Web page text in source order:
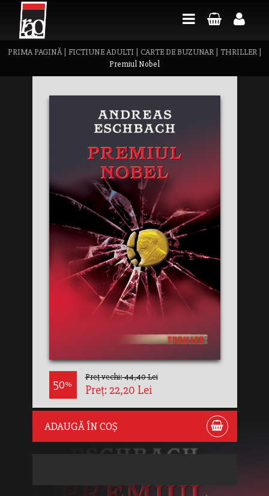
PRIMA PAGINĂ| FICTIUNE ADULTI CARTE DE BUZUNAR| THRILLER|
Premiul Nobel
50%
Preț vechi: 44,40 Lei
Preț: 22,20 Lei
ADAUGĂ ÎN COȘ